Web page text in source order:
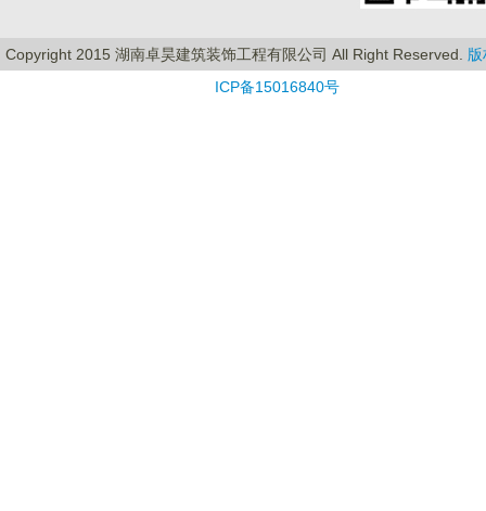
Copyright 2015 湖南卓昊建筑装饰工程有限公司 All Right Reserved.
ICP备15016840号